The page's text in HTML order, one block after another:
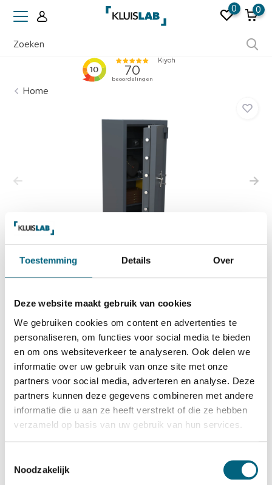
Toestemming Details Over
Deze website maakt gebruik van cookies
We gebruiken cookies om content en advertenties te
personaliseren, om functies voor social media te bieden
en om ons websiteverkeer te analyseren. Ook delen we
informatie over uw gebruik van onze site met onze
partners voor social media, adverteren en analyse. Deze
partners kunnen deze gegevens combineren met andere
informatie die u aan ze heeft verstrekt of die ze hebben
verzameld op basis van uw gebruik van hun services.
Noodzakelijk
0 0
Home
Salvus
Bekijk alles Inbraakwerende Kluis
12.968,-
Op voorraad: .
Bekijk de reviews
Zware kwalitatieve officieel ECB-S gecertificeerde
inbraakwerende kluis in de klasse 5 / grade V / CEN 5
of 2 electronische codesloten....